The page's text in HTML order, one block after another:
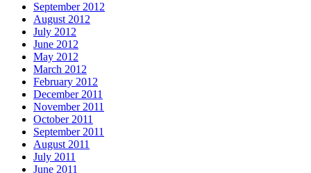
September 2012
August 2012
July 2012
June 2012
May 2012
March 2012
February 2012
December 2011
November 2011
October 2011
September 2011
August 2011
July 2011
June 2011